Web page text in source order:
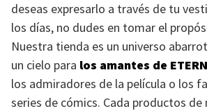
deseas expresarlo a través de tu
los días, no dudes en tomar el
Nuestra tienda es un universo
un cielo para los amantes de
los admiradores de la película o los
series de cómics. Cada productos